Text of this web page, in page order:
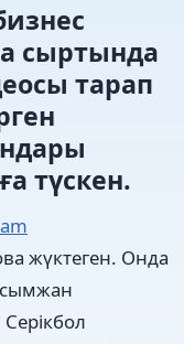
сыртында
тарап
түскен.
жүктеген. Онда